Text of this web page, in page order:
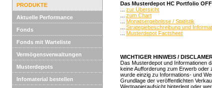
PRODUKTE
Aktuelle Performance
Fonds
Fonds mit Warteliste
Vermögensverwaltungen
Musterdepots
Infomaterial bestellen
Das Musterdepot HC Portfolio
zur Übersicht
zum Chart
Monatsergebnisse / Statistik
Strategiebeschreibung und
Musterdepot Factsheet
WICHTIGER HINWEIS /
Das Musterdepot und Informationen
keine Aufforderung zum Erwerb
wurde einzig zu Informations- und
Grundlage der veröffentlichten
Wertpapieraufsicht hinterlegt oder